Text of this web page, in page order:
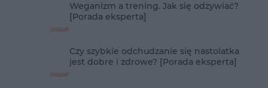
Weganizm a trening. Jak się odżywiać?
[Porada eksperta]
Czy szybkie odchudzanie się nastolatka
jest dobre i zdrowe? [Porada eksperta]